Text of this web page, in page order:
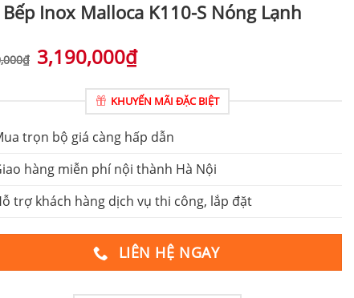
Inox Malloca K110-S Nóng Lạnh
₫ 3,190,000₫
KHUYẾN MÃI ĐẶC BIỆT
trọn bộ giá càng hấp dẫn
hàng miễn phí nội thành Hà Nội
trợ khách hàng dịch vụ thi công, lắp đặt
LIÊN HỆ NGAY